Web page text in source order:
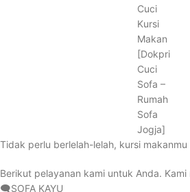
Cuci
Kursi
Makan
[Dokpri
Cuci
Sofa –
Rumah
Sofa
Jogja]
Tidak perlu berlelah-lelah, kursi
Berikut pelayanan kami untuk Anda.
🗨️SOFA KAYU